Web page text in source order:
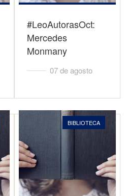
#LeoAutorasOct:
Mercedes
Monmany
07 de agosto
BIBLIOTECA